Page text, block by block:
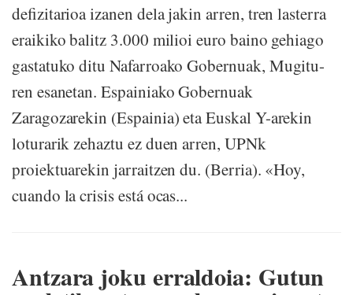
defizitarioa izanen dela jakin arren, tren lasterra
eraikiko balitz 3.000 milioi euro baino gehiago
gastatuko ditu Nafarroako Gobernuak, Mugitu-
ren esanetan. Espainiako Gobernuak
Zaragozarekin (Espainia) eta Euskal Y-arekin
loturarik zehaztu ez duen arren, UPNk
proiektuarekin jarraitzen du. (Berria). «Hoy,
cuando la crisis está ocas...
Antzara joku erraldoia: Gutun